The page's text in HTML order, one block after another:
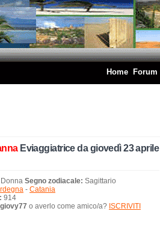
Home Forum
Eviaggiatrice da giovedì 23 aprile
Donna Segno zodiacale: Sagittario
- Catania
914
giovy77 o averlo come amico/a? ISCRIVITI